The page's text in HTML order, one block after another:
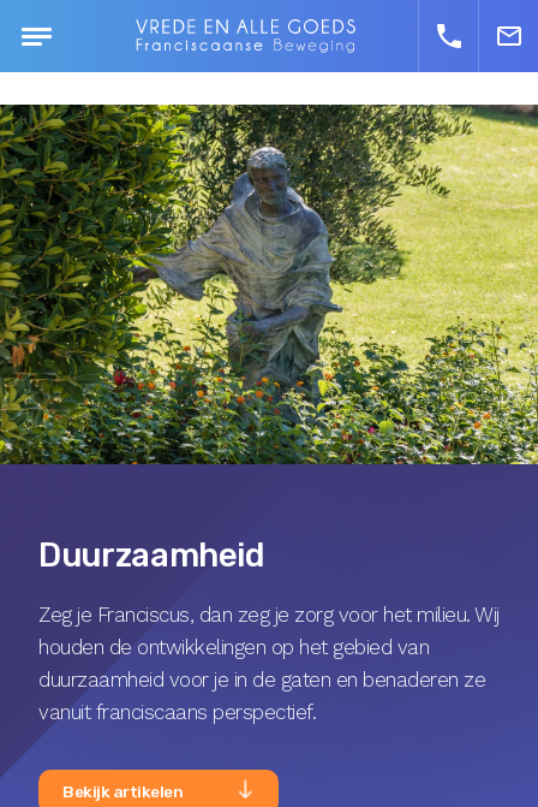
Duurzaamheid
Zeg je Franciscus, dan zeg je zorg voor het milieu. Wij
houden de ontwikkelingen op het gebied van
duurzaamheid voor je in de gaten en benaderen ze
vanuit franciscaans perspectief.
Bekijk artikelen